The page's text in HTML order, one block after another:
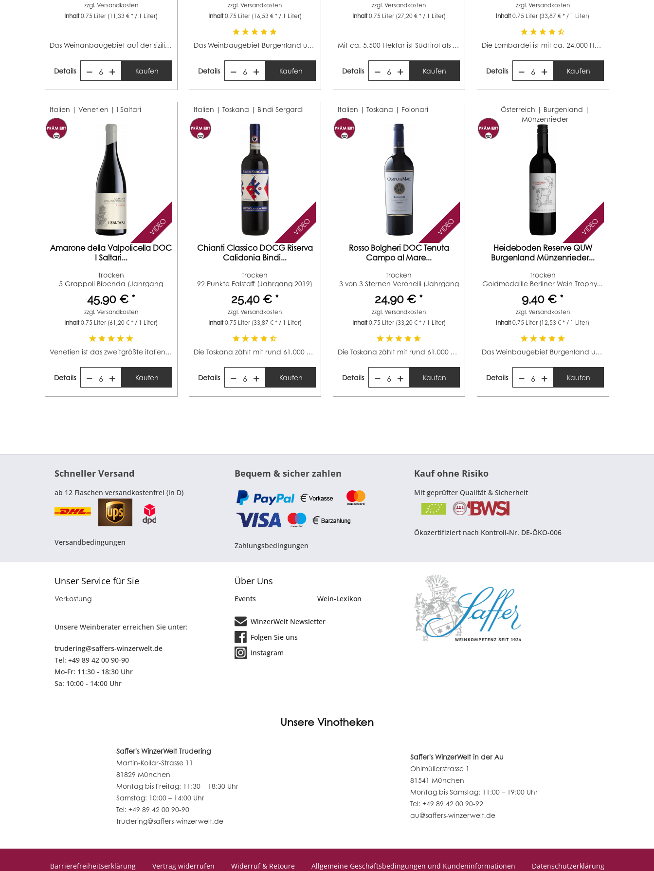
zzgl. Versandkosten
Inhalt0.75 Liter (11,33 € * / 1 Liter)
Das Weinanbaugebiet auf der sizilianischen...
Details 6 Kaufen
zzgl.Versandkosten
Inhalt0.75 Liter (16,53 € * / 1 Liter)
Das Weinbaugebiet Burgenland umfasst ca. 11.700 Hektar...
Details 6 Kaufen
zzgl.Versandkosten
Inhalt0.75 Liter (27,20 € * / 1 Liter)
Mit ca. 5.500 Hektar ist Südtirol als eines der kleineren...
Details 6 Kaufen
zzgl. Versandkosten
Inhalt0.75 Liter (33,87 € * / 1 Liter)
Die Lombardei ist mit ca. 24.000 Hektar ein mittelgroßes...
Details 6 Kaufen
Italien | Venetien | I Saltari
VIDEO
Amarone della Valpolicella DOC
I Saltari...
trocken
5 Grappoli Bibenda (Jahrgang
2015) 2...
45,90 € *
zzgl. Versandkosten
Inhalt0.75 Liter (61,20 € * / 1 Liter)
Venetien ist das zweitgrößte italienische Weinbaugebiet...
Details 6 Kaufen
Italien | Toskana | Bindi Sergardi
VIDEO
Chianti Classico DOCG Riserva
Calidonia Bindi...
trocken
92 Punkte Falstaff (Jahrgang 2019)
2...
25,40 € *
zzgl.Versandkosten
Inhalt0.75 Liter (33,87 € * / 1 Liter)
Die Toskana zählt mit rund 61.000 Hektar zu den...
Details 6 Kaufen
Italien | Toskana | Folonari
VIDEO
Rosso Bolgheri DOC Tenuta
Campo al Mare...
trocken
3 von 3 Sternen Veronelli (Jahrgang
2022)...
24,90 € *
zzgl.Versandkosten
Inhalt0.75 Liter (33,20 € * / 1 Liter)
Die Toskana zählt mit rund 61.000 Hektar zu den...
Details 6 Kaufen
Österreich | Burgenland |
Münzenrieder
VIDEO
Heideboden Reserve QUW
Burgenland Münzenrieder...
trocken
Goldmedaille Berliner Wein Trophy...
9,40 € *
zzgl. Versandkosten
Inhalt0.75 Liter (12,53 € * / 1 Liter)
Das Weinbaugebiet Burgenland umfasst ca. 11.700 Hektar...
Details 6 Kaufen
Schneller Versand
ab 12 Flaschen versandkostenfrei (in D)
Versandbedingungen
Bequem & sicher zahlen
Zahlungsbedingungen
Kauf ohne Risiko
Mit geprüfter Qualität & Sicherheit
Ökozertifiziert nach Kontroll-Nr. DE-ÖKO-006
Unser Service für Sie
Verkostung
Unsere Weinberater erreichen Sie unter:
trudering@saffers-winzerwelt.de
Tel: +49 89 42 00 90-90
Mo-Fr: 11:30 - 18:30 Uhr
Sa: 10:00 - 14:00 Uhr
Über Uns
Events Wein-Lexikon
WinzerWelt Newsletter
Folgen Sie uns
Instagram
Unsere Vinotheken
Saffer's WinzerWelt Trudering
Martin-Kollar-Strasse 11
81829 München
Montag bis Freitag: 11:30 – 18:30 Uhr
Samstag: 10:00 – 14:00 Uhr
Tel: +49 89 42 00 90-90
trudering@saffers-winzerwelt.de
Saffer's WinzerWelt in der Au
Ohlmüllerstrasse 1
81541 München
Montag bis Samstag: 11:00 – 19:00 Uhr
Tel: +49 89 42 00 90-92
au@saffers-winzerwelt.de
Barrierefreiheitserklärung Vertrag widerrufen Widerruf & Retoure Allgemeine Geschäftsbedingungen und Kundeninformationen Datenschutzerklärung